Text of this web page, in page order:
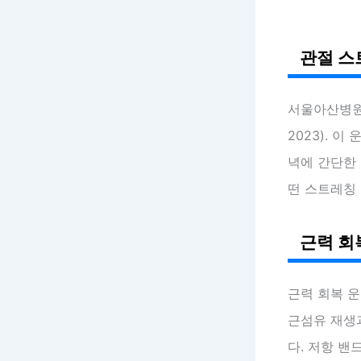
관절 스
서울아산병
2023). 이
녁에 간단
떤 스트레칭
근력 회
근력 회복
근섬유 재
다. 저항 밴